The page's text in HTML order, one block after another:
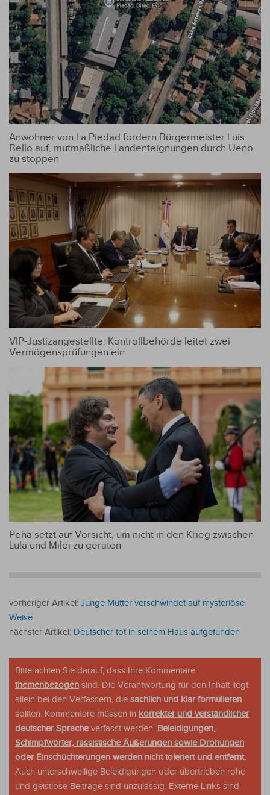
Anwohner von La Piedad fordern Bürgermeister Luis
Bello auf, mutmaßliche Landenteignungen durch Ueno
zu stoppen
VIP-Justizangestellte: Kontrollbehörde leitet zwei
Vermögensprüfungen ein
Peña setzt auf Vorsicht, um nicht in den Krieg zwischen
Lula und Milei zu geraten
vorheriger Artikel: Junge Mutter verschwindet auf mysteriöse
Weise
nächster Artikel: Deutscher tot in seinem Haus aufgefunden
Bitte achten Sie darauf, dass Ihre Kommentare
themenbezogen sind. Die Verantwortung für den Inhalt liegt
allein bei den Verfassern, die sachlich und klar formulieren
sollten. Kommentare müssen in korrekter und verständlicher
deutscher Spracheverfasst werden. Beleidigungen,
Schimpfwörter, rassistische Äußerungen sowie Drohungen
oder Einschüchterungen werden nicht toleriert und entfernt.
Auch unterschwellige Beleidigungen oder übertrieben rohe
und geistlose Beiträge sind unzulässig. Externe Links sind